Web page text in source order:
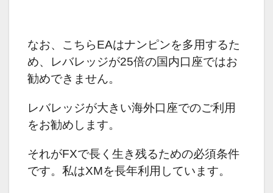
なお、こちらEAはナンピンを多用するた
め、レバレッジが25倍の国内口座ではお
勧めできません。
レバレッジが大きい海外口座でのご利用
をお勧めします。
それがFXで長く生き残るための必須条件
です。私はXMを長年利用しています。